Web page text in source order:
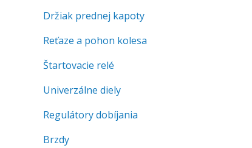
Držiak prednej kapoty
Reťaze a pohon kolesa
Štartovacie relé
Univerzálne diely
Regulátory dobíjania
Brzdy